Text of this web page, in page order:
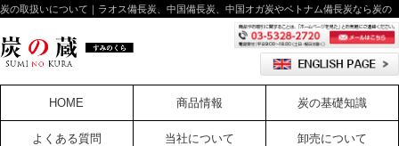
炭の取扱いについて｜ラオス備長炭、中国備長炭、中国オガ炭やベトナム備長炭なら炭の
HOME 商品情報 炭の基礎知識
よくある質問 当社について 卸売について